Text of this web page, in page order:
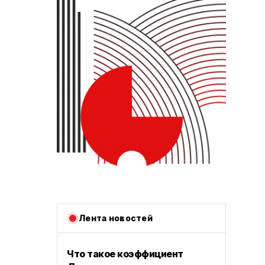
Лента новостей
Что такое коэффициент